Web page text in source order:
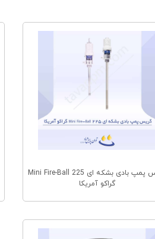
گریس پمپ بادی بشکه ای 225 Mini Fire-Ball
گراکو آمریکا